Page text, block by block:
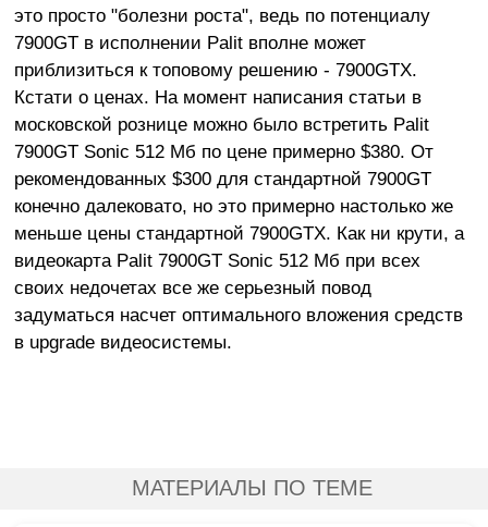
это просто "болезни роста", ведь по потенциалу
7900GT в исполнении Palit вполне может
приблизиться к топовому решению - 7900GTX.
Кстати о ценах. На момент написания статьи в
московской рознице можно было встретить Palit
7900GT Sonic 512 Мб по цене примерно $380. От
рекомендованных $300 для стандартной 7900GT
конечно далековато, но это примерно настолько же
меньше цены стандартной 7900GTX. Как ни крути, а
видеокарта Palit 7900GT Sonic 512 Мб при всех
своих недочетах все же серьезный повод
задуматься насчет оптимального вложения средств
в upgrade видеосистемы.
МАТЕРИАЛЫ ПО ТЕМЕ